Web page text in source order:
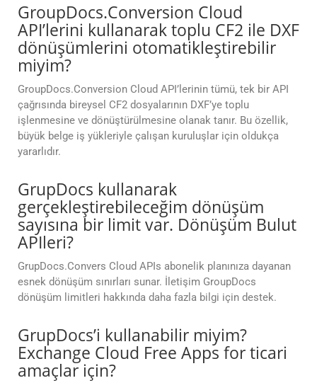
GroupDocs.Conversion Cloud
API’lerini kullanarak toplu CF2 ile DXF
dönüşümlerini otomatikleştirebilir
miyim?
GroupDocs.Conversion Cloud API’lerinin tümü, tek bir API
çağrısında bireysel CF2 dosyalarının DXF’ye toplu
işlenmesine ve dönüştürülmesine olanak tanır. Bu özellik,
büyük belge iş yükleriyle çalışan kuruluşlar için oldukça
yararlıdır.
GrupDocs kullanarak
gerçekleştirebileceğim dönüşüm
sayısına bir limit var. Dönüşüm Bulut
APIleri?
GrupDocs.Convers Cloud APIs abonelik planınıza dayanan
esnek dönüşüm sınırları sunar. İletişim GroupDocs
dönüşüm limitleri hakkında daha fazla bilgi için destek.
GrupDocs’i kullanabilir miyim?
Exchange Cloud Free Apps for ticari
amaçlar için?